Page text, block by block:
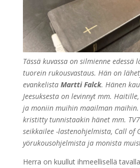
Tässä kuvassa on silmienne edessä
tuorein rukousvastaus. Hän on
evankelista Martti Falck. Hänen
Jeesuksesta on levinnyt mm.
ja moniin muihin maailman
kristitty tunnistaakin hänet mm.
seikkailee -lastenohjelmista, Call of
yörukousohjelmista ja monista
Herra on kuullut ihmeellisellä